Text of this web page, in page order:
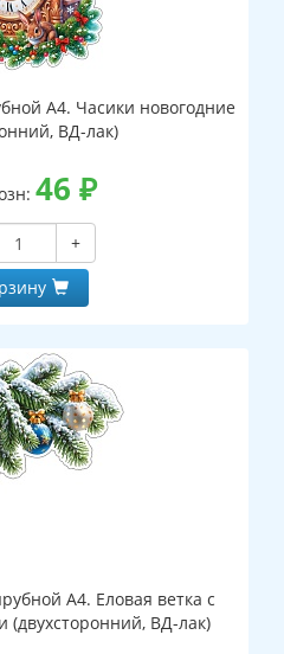
А4. Часики новогодние
ВД-лак)
46 ₽
+
А4. Еловая ветка с
ВД-лак)